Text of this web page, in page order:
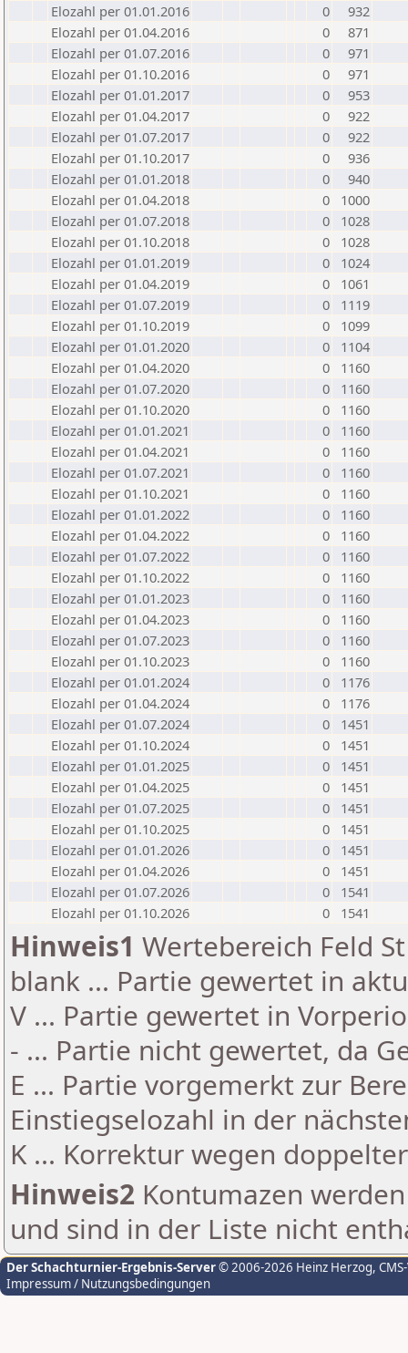
Elozahl per 01.01.2016
0
932
Elozahl per 01.04.2016
0
871
Elozahl per 01.07.2016
0
971
Elozahl per 01.10.2016
0
971
Elozahl per 01.01.2017
0
953
Elozahl per 01.04.2017
0
922
Elozahl per 01.07.2017
0
922
Elozahl per 01.10.2017
0
936
Elozahl per 01.01.2018
0
940
Elozahl per 01.04.2018
0
1000
Elozahl per 01.07.2018
0
1028
Elozahl per 01.10.2018
0
1028
Elozahl per 01.01.2019
0
1024
Elozahl per 01.04.2019
0
1061
Elozahl per 01.07.2019
0
1119
Elozahl per 01.10.2019
0
1099
Elozahl per 01.01.2020
0
1104
Elozahl per 01.04.2020
0
1160
Elozahl per 01.07.2020
0
1160
Elozahl per 01.10.2020
0
1160
Elozahl per 01.01.2021
0
1160
Elozahl per 01.04.2021
0
1160
Elozahl per 01.07.2021
0
1160
Elozahl per 01.10.2021
0
1160
Elozahl per 01.01.2022
0
1160
Elozahl per 01.04.2022
0
1160
Elozahl per 01.07.2022
0
1160
Elozahl per 01.10.2022
0
1160
Elozahl per 01.01.2023
0
1160
Elozahl per 01.04.2023
0
1160
Elozahl per 01.07.2023
0
1160
Elozahl per 01.10.2023
0
1160
Elozahl per 01.01.2024
0
1176
Elozahl per 01.04.2024
0
1176
Elozahl per 01.07.2024
0
1451
Elozahl per 01.10.2024
0
1451
Elozahl per 01.01.2025
0
1451
Elozahl per 01.04.2025
0
1451
Elozahl per 01.07.2025
0
1451
Elozahl per 01.10.2025
0
1451
Elozahl per 01.01.2026
0
1451
Elozahl per 01.04.2026
0
1451
Elozahl per 01.07.2026
0
1541
Elozahl per 01.10.2026
0 1541
Hinweis1 Wertebereich Feld
blank ... Partie gewertet in
V ... Partie gewertet in
- ... Partie nicht gewertet, da
E ... Partie vorgemerkt zur
Einstiegselozahl in der
K ... Korrektur wegen
Hinweis2 Kontumazen
und sind in der Liste nicht
Der Schachturnier-Ergebnis-Server© 2006-2026 Heinz Herzog,
Impressum / Nutzungsbedingungen